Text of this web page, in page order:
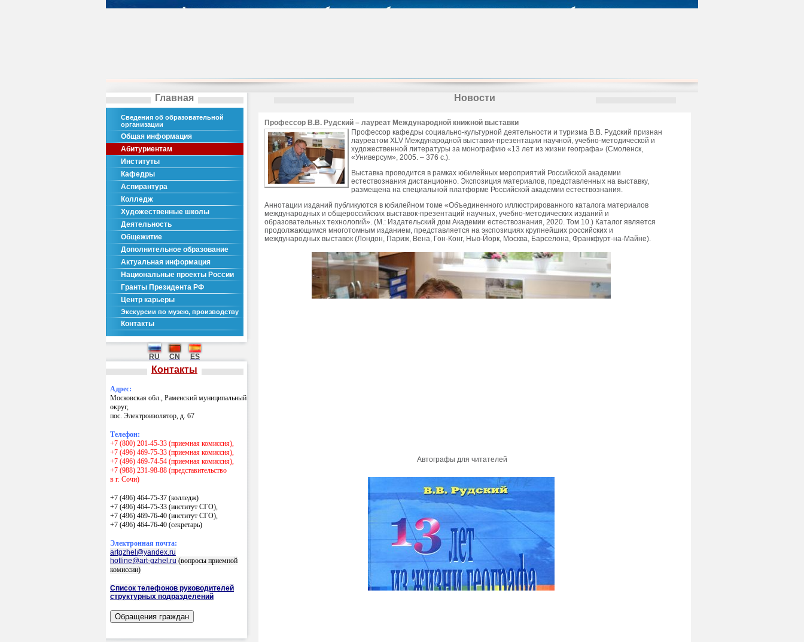
Главная
Сведения об образовательной
организации
Общая информация
Абитуриентам
Институты
Кафедры
Аспирантура
Колледж
Художественные школы
Деятельность
Общежитие
Дополнительное образование
Актуальная информация
Национальные проекты России
Гранты Президента РФ
Центр карьеры
Экскурсии по музею, производству
Контакты
RU CN ES
Контакты
Адрес:
Московская обл., Раменский муниципальный
округ,
пос. Электроизолятор, д. 67
Телефон:
+7 (800) 201-45-33 (приемная комиссия),
+7 (496) 469-75-33 (приемная комиссия),
+7 (496) 469-74-54 (приемная комиссия),
+7 (988) 231-98-88 (представительство
в г. Сочи)
+7 (496) 464-75-37 (колледж)
+7 (496) 464-75-33 (институт СГО),
+7 (496) 469-76-40 (институт СГО),
+7 (496) 464-76-40 (секретарь)
Электронная почта:
artgzhel@yandex.ru
hotline@art-gzhel.ru (вопросы приемной
комиссии)
Список телефонов руководителей
структурных подразделений
Новости
Профессор В.В. Рудский – лауреат Международной книжной выставки
Профессор кафедры социально-культурной деятельности и туризма В.В. Рудский признан
лауреатом XLV Международной выставки-презентации научной, учебно-методической и
художественной литературы за монографию «13 лет из жизни географа» (Смоленск,
«Универсум», 2005. – 376 с.).
Выставка проводится в рамках юбилейных мероприятий Российской академии
естествознания дистанционно. Экспозиция материалов, представленных на выставку,
размещена на специальной платформе Российской академии естествознания.
Аннотации изданий публикуются в юбилейном томе «Объединенного иллюстрированного каталога материалов
международных и общероссийских выставок-презентаций научных, учебно-методических изданий и
образовательных технологий». (М.: Издательский дом Академии естествознания, 2020. Том 10.) Каталог является
продолжающимся многотомным изданием, представляется на экспозициях крупнейших российских и
международных выставок (Лондон, Париж, Вена, Гон-Конг, Нью-Йорк, Москва, Барселона, Франкфурт-на-Майне).
Автографы для читателей